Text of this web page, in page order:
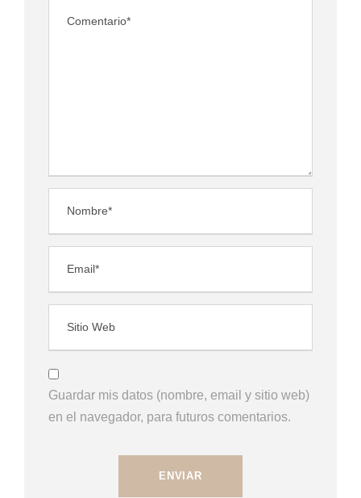
Guardar mis datos (nombre, email y sitio web)
en el navegador, para futuros comentarios.